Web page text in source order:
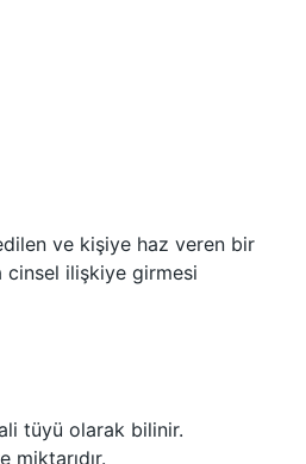
ve kişiye haz veren bir
cinsel ilişkiye girmesi
tüyü olarak bilinir.
miktarıdır.